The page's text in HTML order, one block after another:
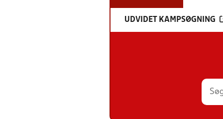
UDVIDET KAMPSØGNING